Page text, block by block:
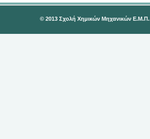
© 2013 Σχολή Χημικών Μηχανικών Ε.Μ.Π.